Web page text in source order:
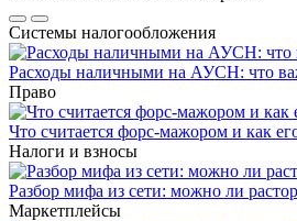
Системы налогообложения
Расходы наличными на АУСН: что
Право
Что считается форс-мажором и как
Налоги и взносы
Разбор мифа из сети: можно ли
Маркетплейсы